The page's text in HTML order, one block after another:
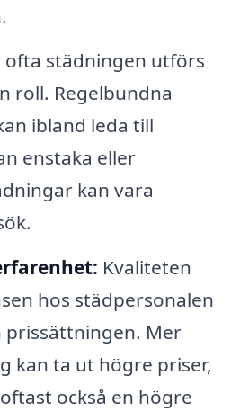
ofta städningen utförs
roll. Regelbundna
ibland leda till
enstaka eller
kan vara
Kvaliteten
hos städpersonalen
prissättningen. Mer
kan ta ut högre priser,
också en högre